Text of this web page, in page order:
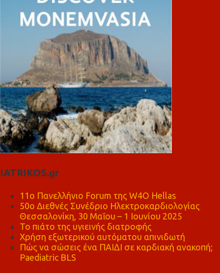
IATRIKOS.gr
11ο Πανελλήνιο Forum της W4O Hellas
50ο Διεθνές Συνέδριο Ηλεκτροκαρδιολογίας
Θεσσαλονίκη, 30 Μαΐου – 1 Ιουνίου 2025
Το πιάτο της υγιεινής διατροφής
Χρήση εξωτερικού αυτόματου απινιδωτή
Πώς να σώσεις ένα ΠΑΙΔΙ σε καρδιακή ανακοπή;
Paediatric BLS